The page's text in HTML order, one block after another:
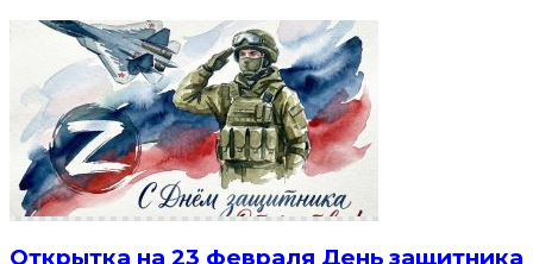
Открытка на 23 февраля День защитника